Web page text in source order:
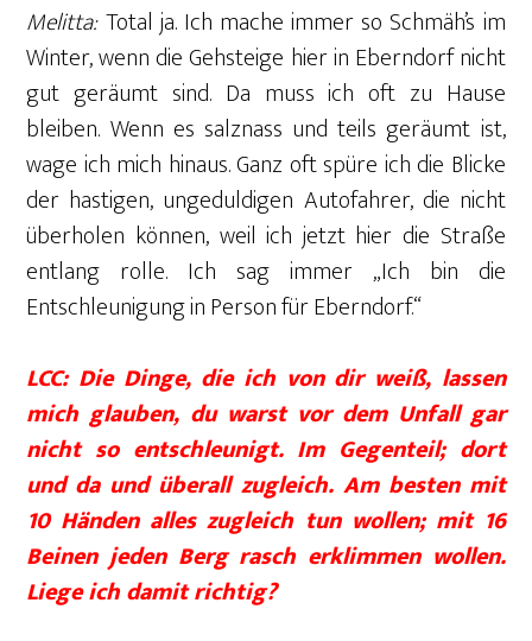
Melitta:Total ja. Ich mache immer so Schmäh’s im
Winter, wenn die Gehsteige hier in Eberndorf nicht
gut geräumt sind. Da muss ich oft zu Hause
bleiben. Wenn es salznass und teils geräumt ist,
wage ich mich hinaus. Ganz oft spüre ich die Blicke
der hastigen, ungeduldigen Autofahrer, die nicht
überholen können, weil ich jetzt hier die Straße
entlang rolle. Ich sag immer „Ich bin die
Entschleunigung in Person für Eberndorf.“
LCC: Die Dinge, die ich von dir weiß, lassen
mich glauben, du warst vor dem Unfall gar
nicht so entschleunigt. Im Gegenteil; dort
und da und überall zugleich. Am besten mit
10 Händen alles zugleich tun wollen; mit 16
Beinen jeden Berg rasch erklimmen wollen.
Liege ich damit richtig?